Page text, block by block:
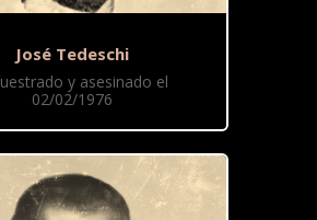
José Tedeschi
y asesinado el
02/02/1976